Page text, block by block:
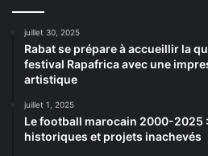
juillet 30, 2025
Rabat se prépare à accueillir la
festival Rapafrica avec une
artistique
juillet 1, 2025
Le football marocain 2000-2025
historiques et projets inachevés